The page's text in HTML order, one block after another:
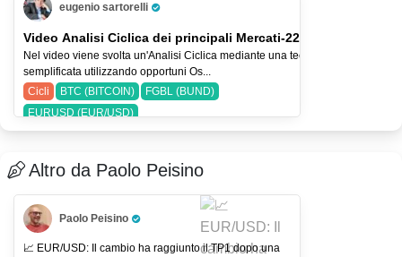
eugenio sartorelli
Pro Trader
Video Analisi Ciclica dei principali Mercati-22-lug-26
Nel video viene svolta un'Analisi Ciclica mediante una tecnica
semplificata utilizzando opportuni Os...
Cicli
BTC (BITCOIN)
FGBL (BUND)
EURUSD (EUR/USD)
Altro da Paolo Peisino
Paolo Peisino
Pro Trader
📈 EUR/USD: Il cambio ha raggiunto il TP1 dopo una